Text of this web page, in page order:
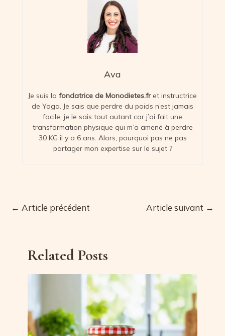
Ava
Je suis la fondatrice de Monodietes.fret instructrice
de Yoga. Je sais que perdre du poids n’est jamais
facile, je le sais tout autant car j’ai fait une
transformation physique qui m’a amené à perdre
30 KG il y a 6 ans. Alors, pourquoi pas ne pas
partager mon expertise sur le sujet ?
Navigation
← Article précédent Article suivant →
Related Posts